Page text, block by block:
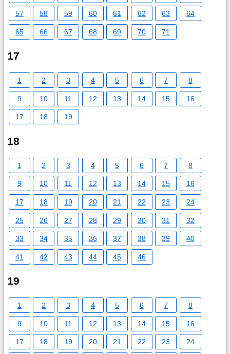
57 58 59 60 61 62 63 64
65 66 67 68 69 70 71
17
1 2 3 4 5 6 7 8
9 10 11 12 13 14 15 16
17 18 19
18
1 2 3 4 5 6 7 8
9 10 11 12 13 14 15 16
17 18 19 20 21 22 23 24
25 26 27 28 29 30 31 32
33 34 35 36 37 38 39 40
41 42 43 44 45 46
19
1 2 3 4 5 6 7 8
9 10 11 12 13 14 15 16
17 18 19 20 21 22 23 24